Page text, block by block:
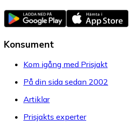
Konsument
Kom igång med Prisjakt
På din sida sedan 2002
Artiklar
Prisjakts experter